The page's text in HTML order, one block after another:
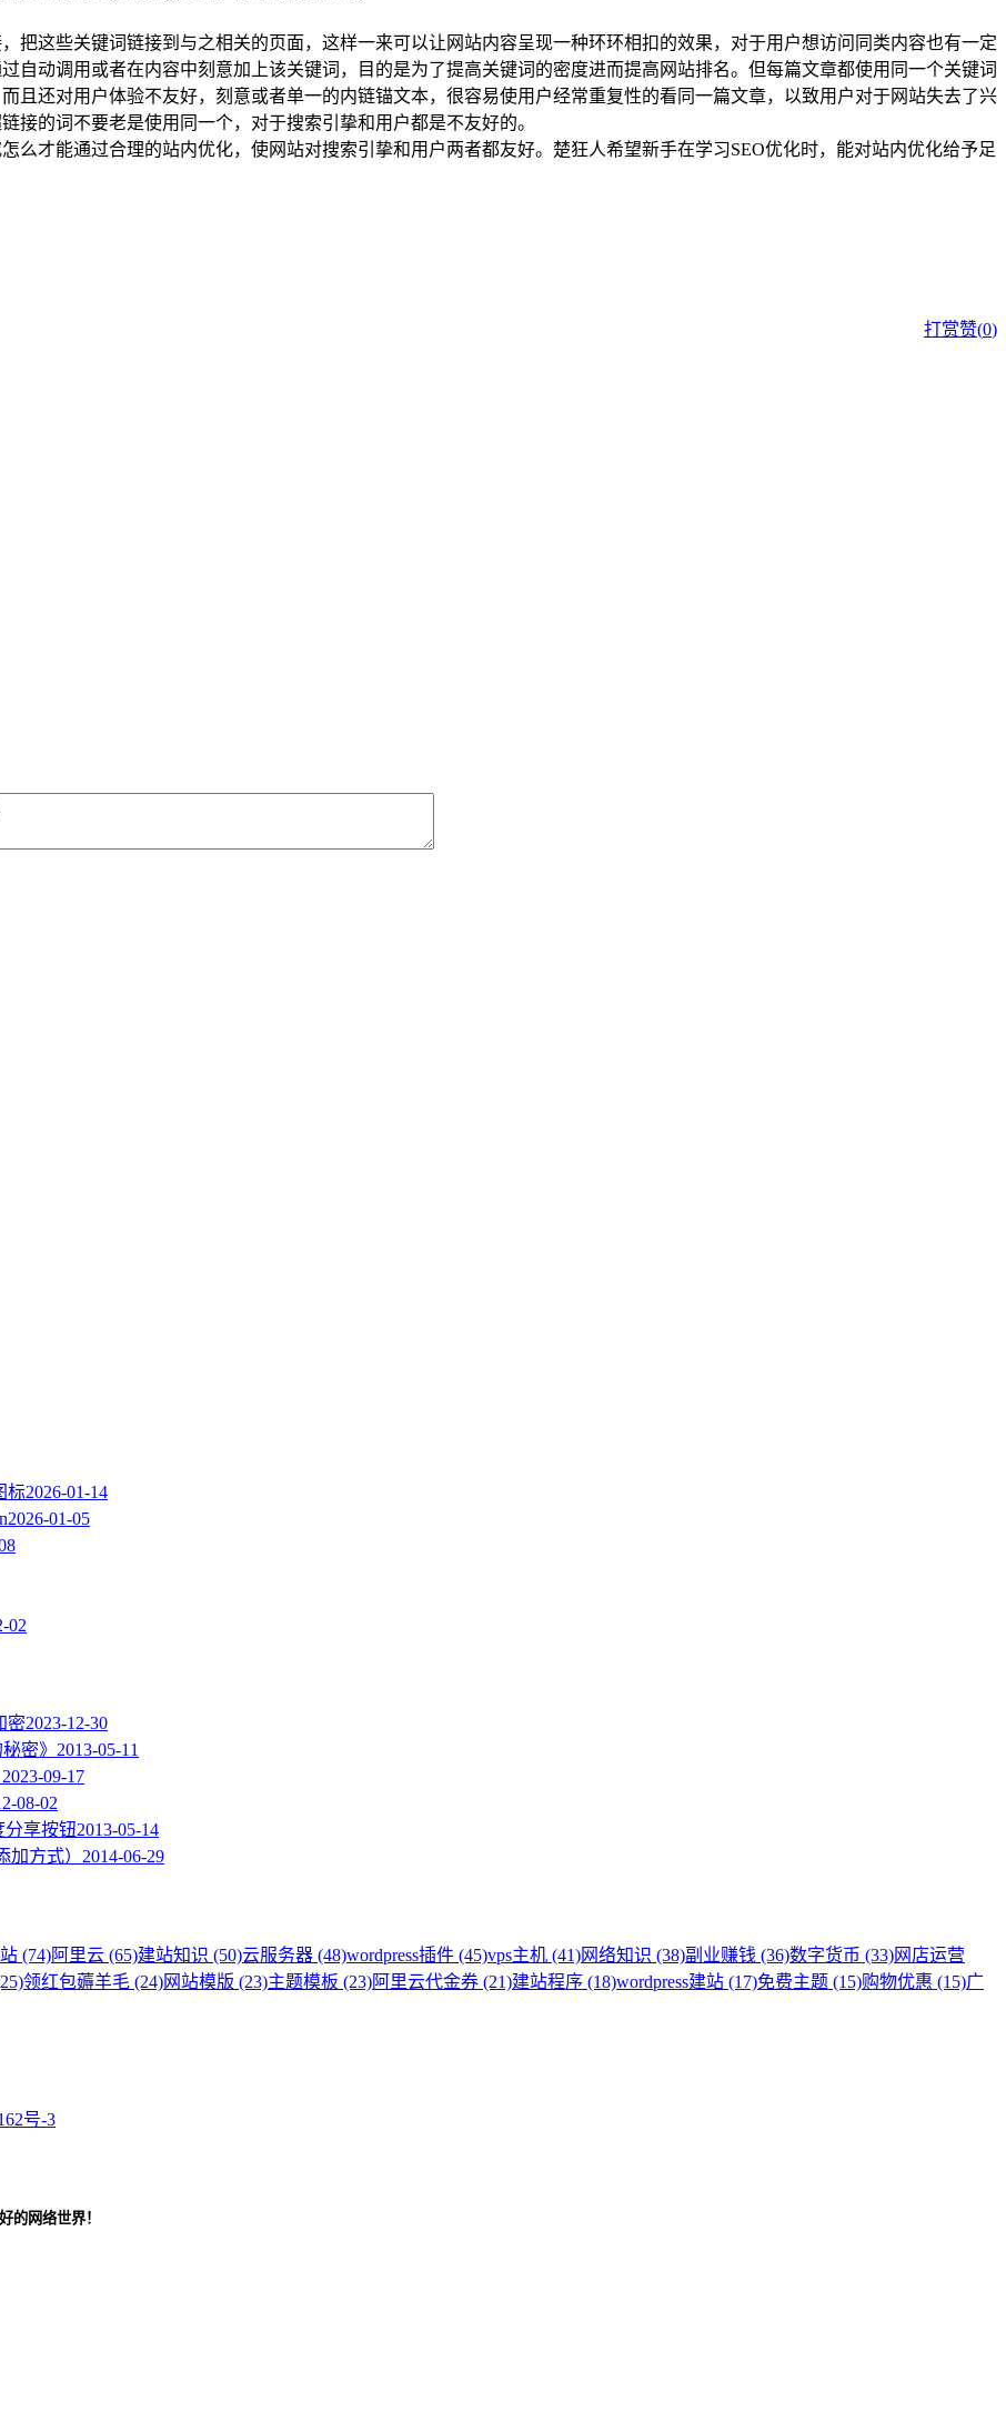
把这些关键词链接到与之相关的页面，这样一来可以让网站内容呈现一种环环相扣的效果，对于用户想访问同类内容也有一定
自动调用或者在内容中刻意加上该关键词，目的是为了提高关键词的密度进而提高网站排名。但每篇文章都使用同一个关键词
且还对用户体验不友好，刻意或者单一的内链锚文本，很容易使用户经常重复性的看同一篇文章，以致用户对于网站失去了兴
接的词不要老是使用同一个，对于搜索引挚和用户都是不友好的。
么才能通过合理的站内优化，使网站对搜索引挚和用户两者都友好。楚狂人希望新手在学习SEO优化时，能对站内优化给予足
打赏赞(0)
标2026-01-14
2026-01-05
02
密2023-12-30
密》 2013-05-11
2023-09-17
08-02
分享按钮2013-05-14
方式） 2014-06-29
(74)阿里云 (65)建站知识 (50)云服务器 (48)wordpress插件 (45)vps主机 (41)网络知识 (38)副业赚钱 (36)数字货币 (33)网店运营
领红包薅羊毛 (24)网站模版 (23)主题模板 (23)阿里云代金券 (21)建站程序 (18)wordpress建站 (17)免费主题 (15)购物优惠 (15)广
号-3
的网络世界！